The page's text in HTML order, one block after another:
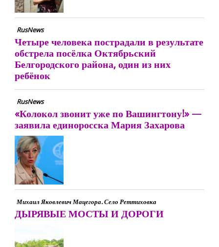
RusNews
Четыре человека пострадали в результате
обстрела посёлка Октябрьский
Белгородского района, один из них
ребёнок
RusNews
«Колокол звонит уже по Вашингтону!» —
заявила единоросска Мария Захарова
Михаил Яковлевич Мацегора. Село Реттиховка
ДЫРЯВЫЕ МОСТЫ И ДОРОГИ